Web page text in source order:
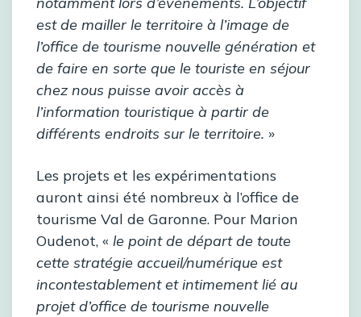
est de mailler le territoire à l’image de
l’office de tourisme nouvelle génération et
de faire en sorte que le touriste en séjour
chez nous puisse avoir accès à
l’information touristique à partir de
différents endroits sur le territoire. »
Les projets et les expérimentations
auront ainsi été nombreux à l’office de
tourisme Val de Garonne. Pour Marion
Oudenot, « le point de départ de toute
cette stratégie accueil/numérique est
incontestablement et intimement lié au
projet d’office de tourisme nouvelle